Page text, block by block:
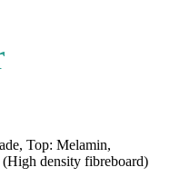
Top: Melamin,
density fibreboard)